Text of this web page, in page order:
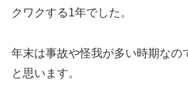
クワクする1年でした。
年末は事故や怪我が多い時期なの
と思います。